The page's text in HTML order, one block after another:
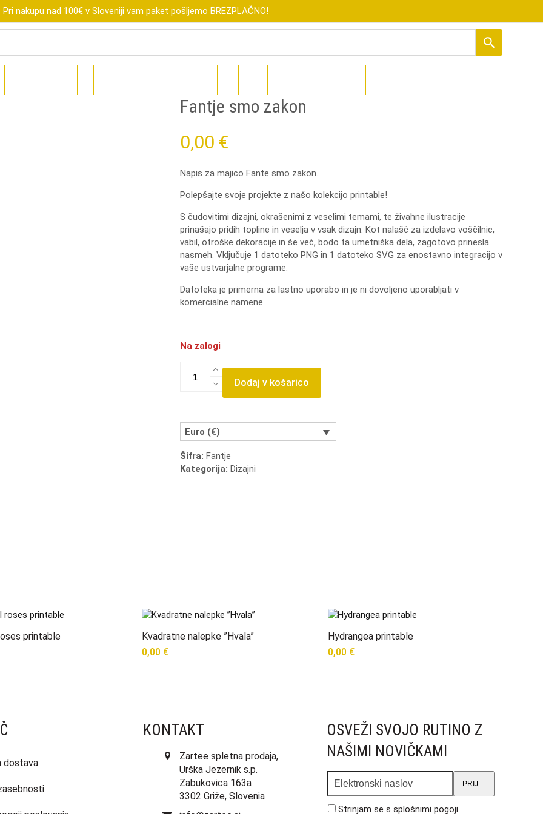
Pri nakupu nad 100€ v Sloveniji vam paket pošljemo BREZPLAČNO!
Fantje smo zakon
0,00 €
Napis za majico Fante smo zakon.
Polepšajte svoje projekte z našo kolekcijo printable!
S čudovitimi dizajni, okrašenimi z veselimi temami, te živahne ilustracije
prinašajo pridih topline in veselja v vsak dizajn. Kot nalašč za izdelavo voščilnic,
vabil, otroške dekoracije in še več, bodo ta umetniška dela, zagotovo prinesla
nasmeh. Vključuje 1 datoteko PNG in 1 datoteko SVG za enostavno integracijo v
vaše ustvarjalne programe.
Datoteka je primerna za lastno uporabo in je ni dovoljeno uporabljati v
komercialne namene.
Na zalogi
smo
Dodaj v košarico
Euro (€)
Šifra: Fantje
Kategorija: Dizajni
printable
Kvadratne nalepke ”Hvala”
0,00 €
Hydrangea printable
0,00 €
dostava
KONTAKT
Zartee spletna prodaja,
Urška Jezernik s.p.
Zabukovica 163a
3302 Griže, Slovenia
OSVEŽI SVOJO RUTINO Z
NAŠIMI NOVIČKAMI
Elektronski
naslov
PRIJAVA
Strinjam se s splošnimi pogoji